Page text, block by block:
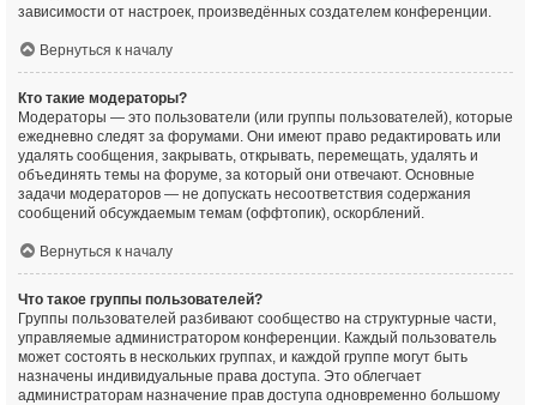
зависимости от настроек, произведённых создателем конференции.
Вернуться к началу
Кто такие модераторы?
Модераторы — это пользователи (или группы пользователей), которые
ежедневно следят за форумами. Они имеют право редактировать или
удалять сообщения, закрывать, открывать, перемещать, удалять и
объединять темы на форуме, за который они отвечают. Основные
задачи модераторов — не допускать несоответствия содержания
сообщений обсуждаемым темам (оффтопик), оскорблений.
Вернуться к началу
Что такое группы пользователей?
Группы пользователей разбивают сообщество на структурные части,
управляемые администратором конференции. Каждый пользователь
может состоять в нескольких группах, и каждой группе могут быть
назначены индивидуальные права доступа. Это облегчает
администраторам назначение прав доступа одновременно большому